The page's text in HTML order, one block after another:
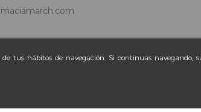
tus hábitos de navegación. Si continuas navegando,